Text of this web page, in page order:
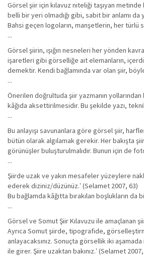
Görsel şiir için kılavuz niteliği taşıyan
belli bir yeri olmadığı gibi, sabit bir anlamı
Bahsi geçen logoların, manşetlerin, her türlü
...
Görsel şiirin, ışığın nesneleri her yönden
işaretleri gibi görselliğe ait elemanların,
demektir. Kendi bağlamında var olan şiir,
...
Önerilen doğrultuda şiir yazmanın
kâğıda aksettirilmesidir. Bu şekilde yazı,
...
Bu anlayışı savunanlara göre görsel şiir,
bütün olarak algılamak gerekir. Her bakışta
görünüşler buluşturulmalıdır. Bunun için de
...
Şiirde uzak ve yakın mesafeler yüzeylere
ederek diziniz/düzünüz.‛ (Selamet 2007, 63)
Bu bağlamda kâğıtta bırakılan boşlukların
...
Görsel ve Somut Şiir Kılavuzu ile amaçlanan
Ayrıca Somut şiirde, tipografide,
anlayacaksınız. Sonuçta görsellik iki
ile girer. Şiire uzaktan bakınız.‛ (Selamet 2007,